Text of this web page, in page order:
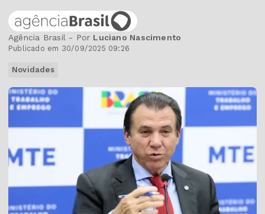
Agência Brasil - Por Luciano Nascimento
Publicado em 30/09/2025 09:26
Novidades